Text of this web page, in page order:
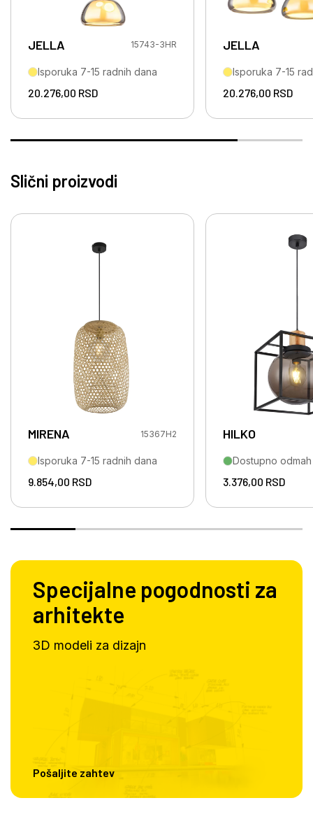
JELLA 15743-3HR
Isporuka 7-15 radnih dana
20.276,00 RSD
JELLA
Isporuka 7-15
20.276,00 RSD
Slični proizvodi
MIRENA 15367H2
Isporuka 7-15 radnih dana
9.854,00 RSD
HILKO
Dostupno odmah
3.376,00 RSD
Specijalne pogodnosti za
arhitekte
3D modeli za dizajn
Pošaljite zahtev